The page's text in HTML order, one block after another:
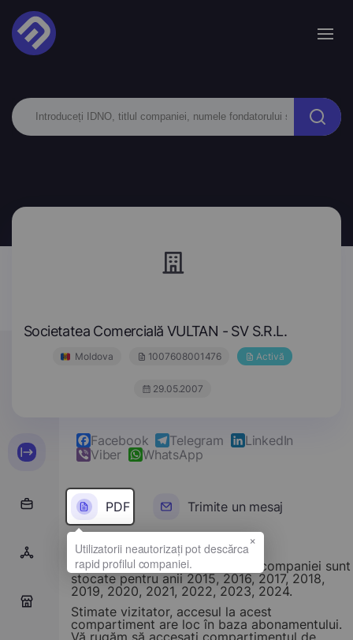
Societatea Comercială VULTAN - SV S.R.L.
Moldova 1007608001476 Activă
29.05.2007
0
Facebook Telegram
LinkedIn
Viber
WhatsApp
PDF Trimite un mesaj
Rapoarte financiare ale acestei companiei sunt
stocate pentru anii 2015, 2016, 2017, 2018,
2019, 2020, 2021, 2022, 2023, 2024.
Stimate vizitator, accesul la acest
compartiment are loc în baza abonamentului.
Vă rugăm să accesați compartimentul de
×